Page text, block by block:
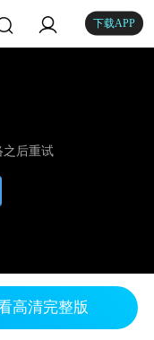
下载APP
之后重试
高清完整版